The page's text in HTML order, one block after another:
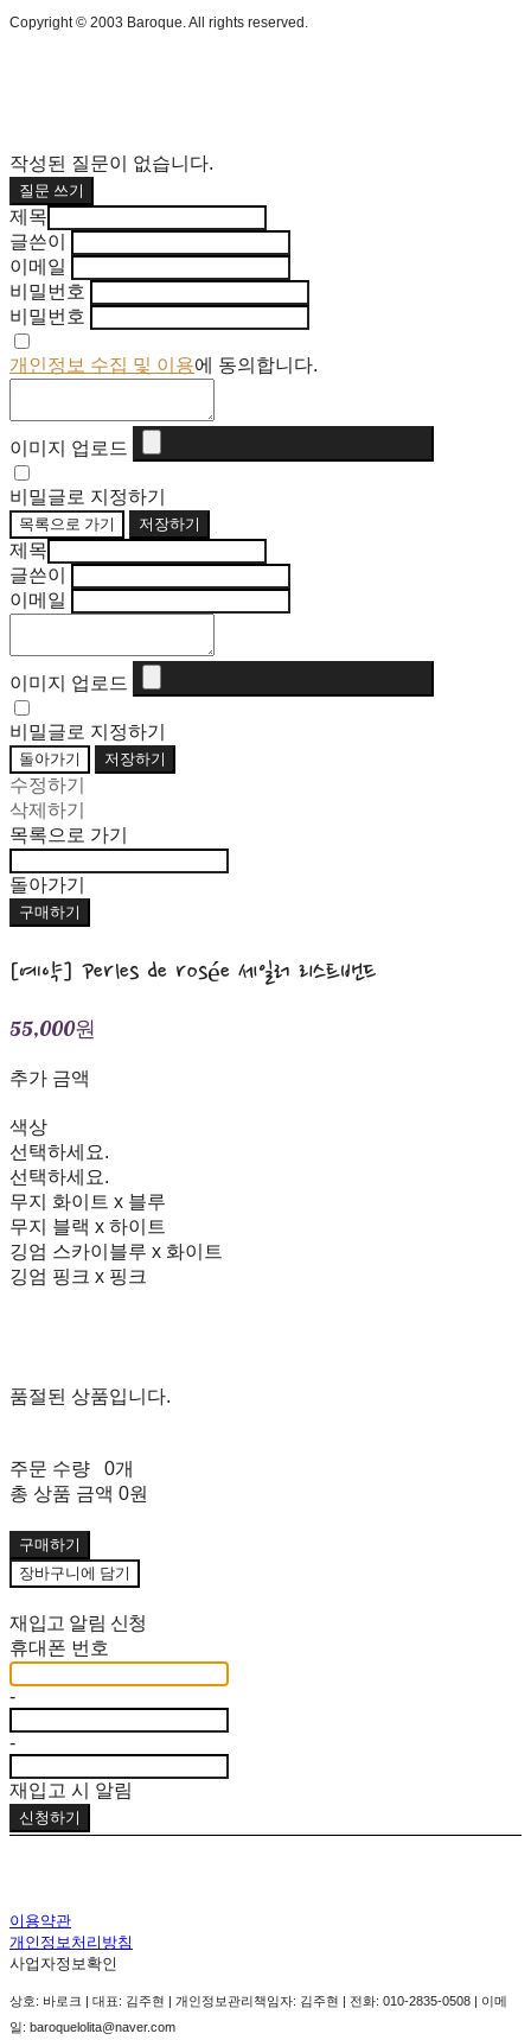
Copyright © 2003 Baroque. All rights reserved.
작성된 질문이 없습니다.
질문 쓰기
제목
글쓴이
이메일
비밀번호
비밀번호
개인정보 수집 및 이용에 동의합니다.
이미지 업로드
비밀글로 지정하기
목록으로 가기 저장하기
제목
글쓴이
이메일
이미지 업로드
비밀글로 지정하기
돌아가기 저장하기
수정하기
삭제하기
목록으로 가기
돌아가기
구매하기
[예약] Perles de rosée 세일러 리스트밴드
55,000원
추가 금액
색상
선택하세요.
선택하세요.
무지 화이트 x 블루
무지 블랙 x 하이트
깅엄 스카이블루 x 화이트
깅엄 핑크 x 핑크
품절된 상품입니다.
주문 수량
0개
총 상품 금액 0원
구매하기
장바구니에 담기
재입고 알림 신청
휴대폰 번호
-
-
재입고 시 알림
신청하기
이용약관
개인정보처리방침
사업자정보확인
상호: 바로크 | 대표: 김주현 | 개인정보관리책임자: 김주현 | 전화: 010-2835-0508 | 이메
일: baroquelolita@naver.com